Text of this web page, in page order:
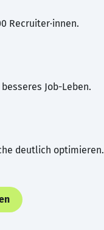
Recruiter·innen.
Job-Leben.
deutlich optimieren.